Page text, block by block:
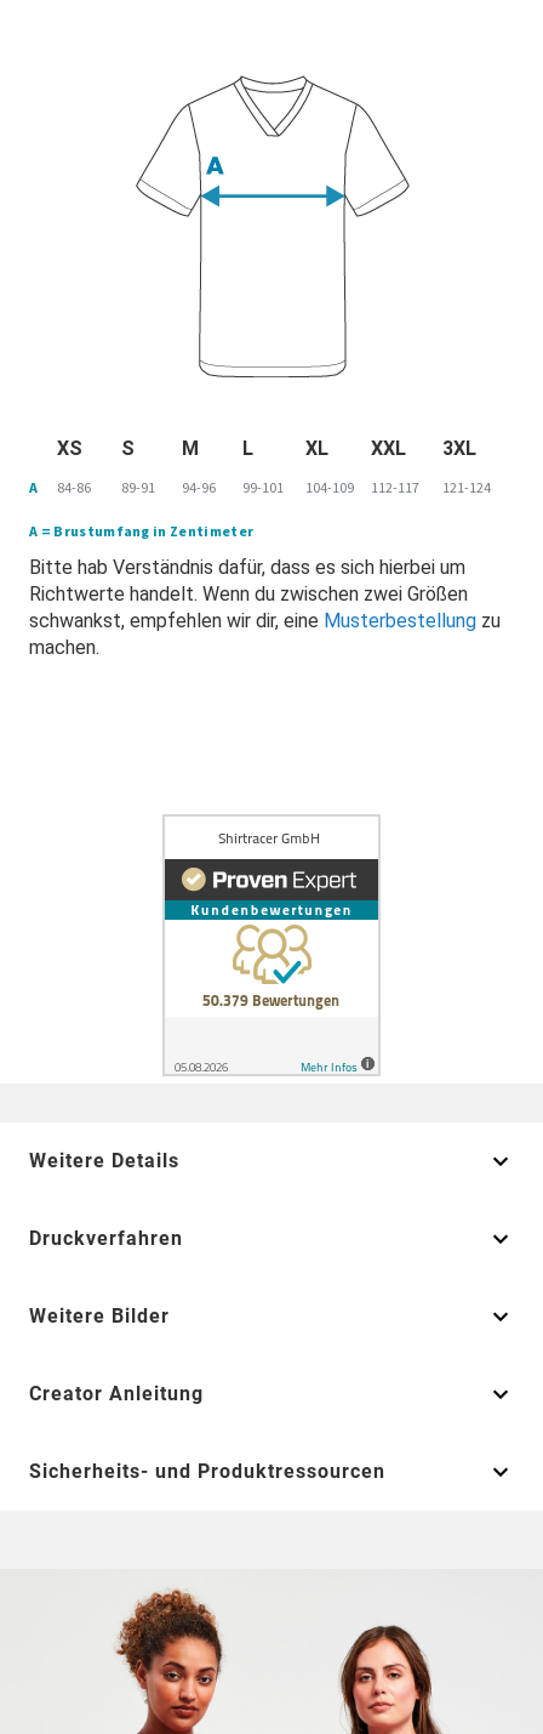
XS S M L XL XXL 3XL
A 84-86 89-91 94-96 99-101 104-109 112-117 121-124
A = Brustumfang in Zentimeter
Bitte hab Verständnis dafür, dass es sich hierbei um
Richtwerte handelt. Wenn du zwischen zwei Größen
schwankst, empfehlen wir dir, eine Musterbestellung zu
machen.
Weitere Details
Druckverfahren
Weitere Bilder
Creator Anleitung
Sicherheits- und Produktressourcen